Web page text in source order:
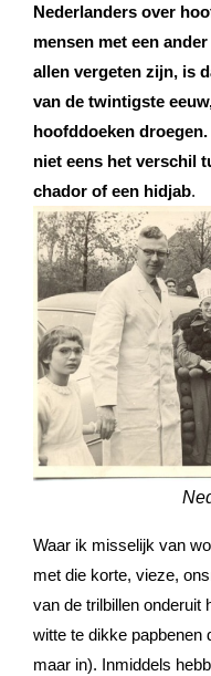
Nederlanders over
mensen met een
allen vergeten zijn, is
van de twintigste
hoofddoeken
niet eens het verschil
chador of een hidjab.
Waar ik misselijk van
met die korte, vieze,
van de trilbillen onderuit
witte te dikke
maar in). Inmiddels